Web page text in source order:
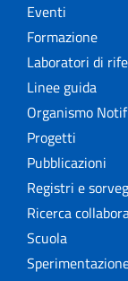
Eventi
Formazione
Laboratori di
Linee guida
Organismo
Progetti
Pubblicazioni
Registri e
Ricerca
Scuola